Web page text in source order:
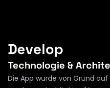
Develop
Technologie &
Die App wurde von Grund